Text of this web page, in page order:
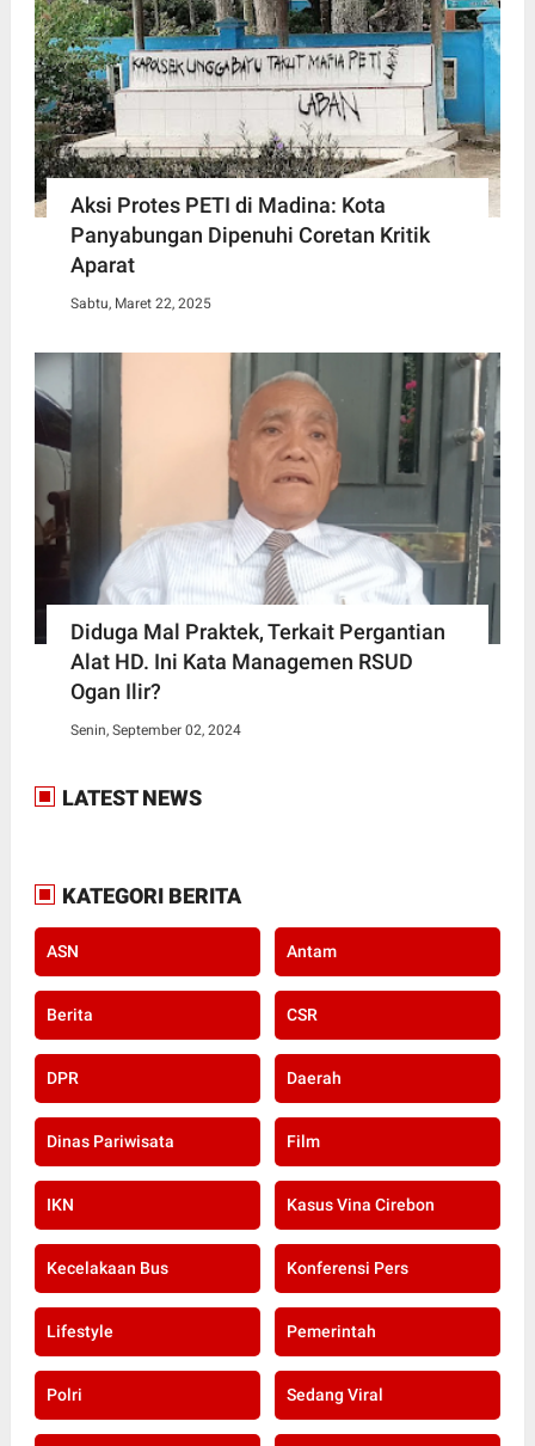
Aksi Protes PETI di Madina: Kota
Panyabungan Dipenuhi Coretan Kritik
Aparat
Sabtu, Maret 22, 2025
Diduga Mal Praktek, Terkait Pergantian
Alat HD. Ini Kata Managemen RSUD
Ogan Ilir?
Senin, September 02, 2024
LATEST NEWS
KATEGORI BERITA
ASN Antam
Berita CSR
DPR Daerah
Dinas Pariwisata Film
IKN Kasus Vina Cirebon
Kecelakaan Bus Konferensi Pers
Lifestyle Pemerintah
Polri Sedang Viral